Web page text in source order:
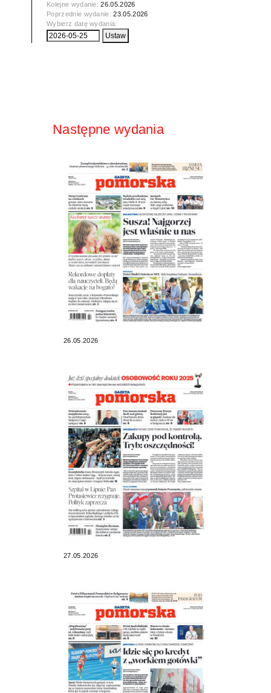
Kolejne wydanie:26.05.2026
Poprzednie wydanie:23.05.2026
Wybierz datę wydania:
Następne wydania
26.05.2026
27.05.2026